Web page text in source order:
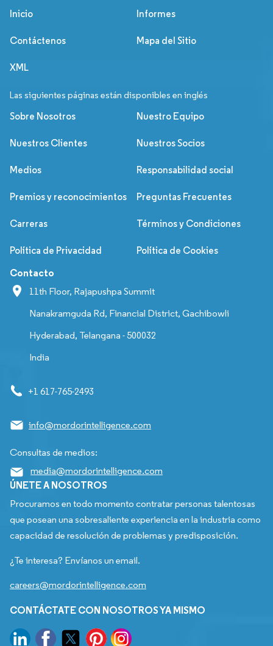
Inicio Informes
Contáctenos Mapa del Sitio
XML
Las siguientes páginas están disponibles en inglés
Sobre Nosotros Nuestro Equipo
Nuestros Clientes Nuestros Socios
Medios Responsabilidad social
Premios y reconocimientos Preguntas Frecuentes
Carreras Términos y Condiciones
Política de Privacidad Política de Cookies
Contacto
11th Floor, Rajapushpa Summit
Nanakramguda Rd, Financial District, Gachibowli
Hyderabad, Telangana - 500032
India
+1 617-765-2493
info@mordorintelligence.com
Consultas de medios:
media@mordorintelligence.com
ÚNETE A NOSOTROS
Procuramos en todo momento contratar personas talentosas
que posean una sobresaliente experiencia en la industria como
capacidad de resolución de problemas y predisposición.
¿Te interesa? Envíanos un email.
careers@mordorintelligence.com
CONTÁCTATE CON NOSOTROS YA MISMO